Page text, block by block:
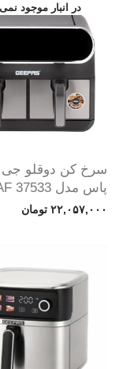
سرخ کن دوقلو جی
پاس مدل GAF 37533
۲۲,۰۵۷,۰۰۰ تومان